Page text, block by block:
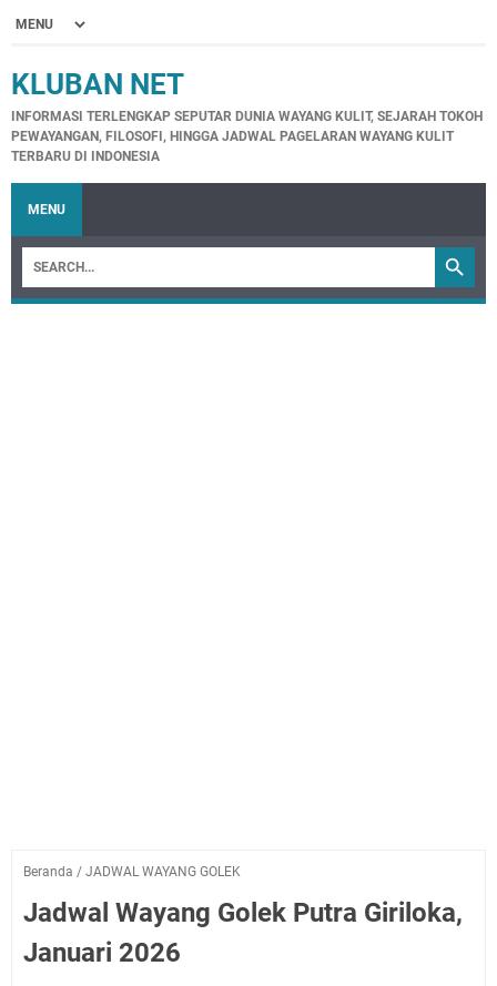
KLUBAN NET
INFORMASI TERLENGKAP SEPUTAR DUNIA WAYANG KULIT, SEJARAH TOKOH
PEWAYANGAN, FILOSOFI, HINGGA JADWAL PAGELARAN WAYANG KULIT
TERBARU DI INDONESIA
MENU
Beranda / JADWAL WAYANG GOLEK
Jadwal Wayang Golek Putra Giriloka,
Januari 2026